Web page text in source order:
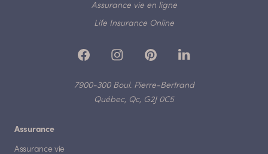
Assurance vie en ligne
Life Insurance Online
7900-300 Boul. Pierre-Bertrand
Québec, Qc, G2J 0C5
Assurance
Assurance vie